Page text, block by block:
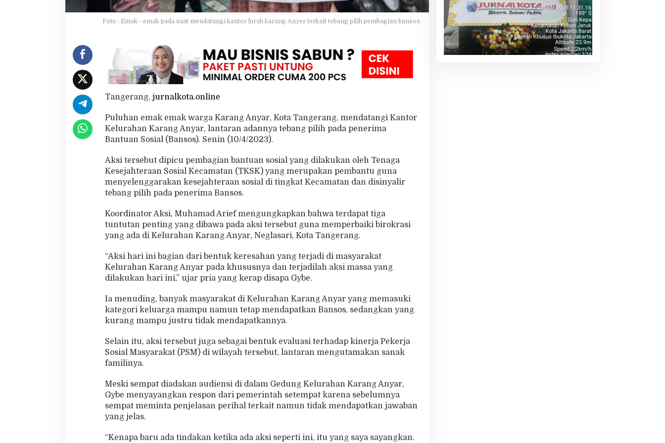
r
K
n
t
r
e
u
r
h
a
K
a
a
n
g
A
y
e
r
Foto : Emak - emak pada saat mendatangi kantor lurah karang Anyer terkait tebang pilih pembagian bansos.
Tangerang, jurnalkota.online
Puluhan emak emak warga Karang Anyar, Kota Tangerang, mendatangi Kantor
Kelurahan Karang Anyar, lantaran adannya tebang pilih pada penerima
Bantuan Sosial (Bansos). Senin (10/4/2023).
Aksi tersebut dipicu pembagian bantuan sosial yang dilakukan oleh Tenaga
Kesejahteraan Sosial Kecamatan (TKSK) yang merupakan pembantu guna
menyelenggarakan kesejahteraan sosial di tingkat Kecamatan dan disinyalir
tebang pilih pada penerima Bansos.
Koordinator Aksi, Muhamad Arief mengungkapkan bahwa terdapat tiga
tuntutan penting yang dibawa pada aksi tersebut guna memperbaiki birokrasi
yang ada di Kelurahan Karang Anyar, Neglasari, Kota Tangerang.
“Aksi hari ini bagian dari bentuk keresahan yang terjadi di masyarakat
Kelurahan Karang Anyar pada khususnya dan terjadilah aksi massa yang
dilakukan hari ini,” ujar pria yang kerap disapa Gybe.
Ia menuding, banyak masyarakat di Kelurahan Karang Anyar yang memasuki
kategori keluarga mampu namun tetap mendapatkan Bansos, sedangkan yang
kurang mampu justru tidak mendapatkannya.
Selain itu, aksi tersebut juga sebagai bentuk evaluasi terhadap kinerja Pekerja
Sosial Masyarakat (PSM) di wilayah tersebut, lantaran mengutamakan sanak
familinya.
Meski sempat diadakan audiensi di dalam Gedung Kelurahan Karang Anyar,
Gybe menyayangkan respon dari pemerintah setempat karena sebelumnya
sempat meminta penjelasan perihal terkait namun tidak mendapatkan jawaban
yang jelas.
“Kenapa baru ada tindakan ketika ada aksi seperti ini, itu yang saya sayangkan.